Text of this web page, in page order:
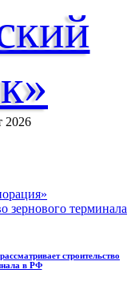
2026
строительство
в РФ